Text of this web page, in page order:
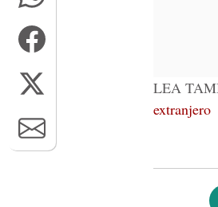
LEA
extranjero